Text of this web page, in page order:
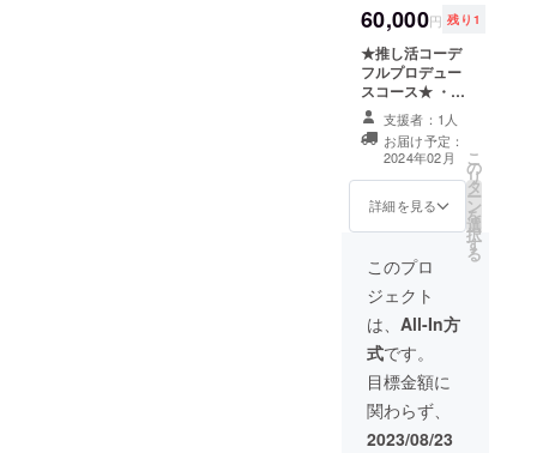
2023年10月以降
で、プロジェク
ト終了後にご支
援者様の予定を
お伺いして調整
いたします）
・受講権利の
有効期限は2024
年12月までとな
での受講をお願
い致します。 ※
ンタル料込みの
価格です。 ※ミ
シン・裁縫道具
はこちらでご用
意致します。 ※
会場までの交通
費・宿泊費など
の費用はご支援
者様の自己負担
となります。
・シュ
シュ 1点2,000
円 ・トート
バッグ・巾着
類 1点3,000円
ご希望の際は
ご支援に追加の
上、備考欄にご
記入ください。
※内容・サイズな
どの詳細はメー
ル・お電話での
います。 ※リ
ターンの使用権
はお客様に、著
作権は73にござ
います。 ※他者
の権利を著しく
侵害するものは
ご遠慮くださ
い。
60,000円 残り1
★推し活コーデ
フルプロデュー
スコース★ ・フ
ルコーデ一式＋
小物1点＋靴1足
チョイス ご支
援者様のイメー
ジする推しに応
じてデザイン・
一式とシュシュ
などのアクセサ
リー小物1点と合
わせた靴をチョ
イスいたしま
す。 追加料金
にて下記のアイ
テムの追加が可
能です。 ・
シュシュ 1点
支援者：1人
お届け予定：
2024年02月
詳細を見る
こ
の
リ
タ
ー
ン
を
選
択
す
る
このプロ
ジェクト
は、 All-In方
式です。
目標金額に
関わらず、
2023/08/23